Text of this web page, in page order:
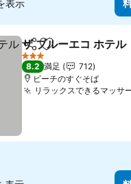
表示
シェアお気に入りに追加
ザ ブルーエコ ホテル
3 ホテルのランク
8.2 満足
712
ビーチのすぐそば
リラックスできるマッサ